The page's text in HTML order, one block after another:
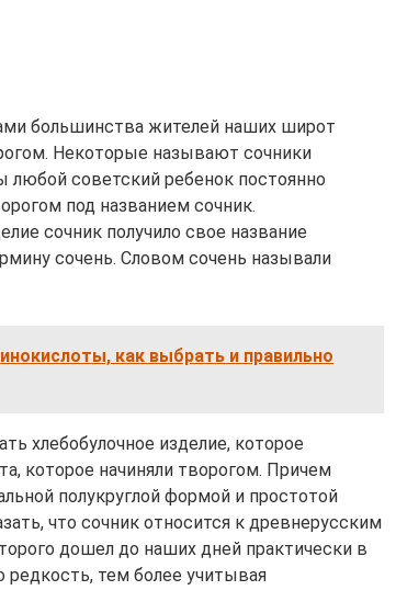
большинства жителей наших широт
Некоторые называют сочники
любой советский ребенок постоянно
под названием сочник.
сочник получило свое название
сочень. Словом сочень называли
как выбрать и правильно
хлебобулочное изделие, которое
которое начиняли творогом. Причем
полукруглой формой и простотой
что сочник относится к древнерусским
дошел до наших дней практически в
редкость, тем более учитывая